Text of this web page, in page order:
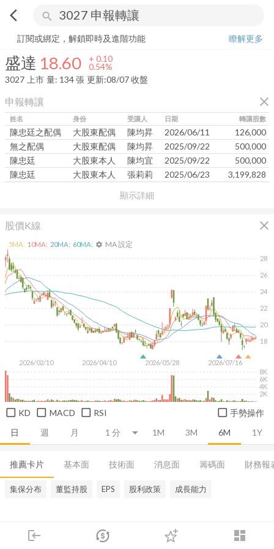
arrow_back_ios search
login dashboard
市場 登入
盛達 18.60+ 0.54%
訂閱或綁定，解鎖即時及進階功能
瞭解更多
盛達 18.60 + 0.10
0.54%
3027 上市 量: 134張 更新:08/07 收盤
申報轉讓 close
顯示詳細
姓名 身份 受讓人 日期 轉讓股數
陳忠廷之配偶 大股東配偶 陳均昇 2026/06/11
126,000
無之配偶
大股東配偶 陳均昇 2025/09/22
500,000
陳忠廷
大股東本人 陳均宜 2025/09/22
500,000
陳忠廷
大股東本人 張莉莉 2025/06/23 3,199,828
股價K線 close
日 週 月 1M 3M 6M 1Y
2026/02/10 2026/04/10 2026/05/28 2026/07/16
18
20
22
24
26
28
2K
4K
6K
8K
5MA: 10MA: 20MA: 60MA: settings MA 設定
KD MACD RSI 手勢操作
推薦卡片 基本面 技術面 消息面 籌碼面 財務報
集保分布 董監持股 EPS 股利政策 成長能力